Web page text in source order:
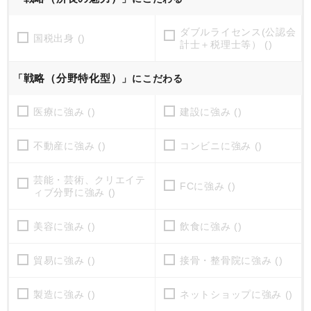
国税出身 ()
ダブルライセンス(公認会
計士＋税理士等） ()
「戦略（分野特化型） 」にこだわる
医療に強み () 建設に強み ()
不動産に強み () コンビニに強み ()
芸能・芸術、クリエイテ
ィブ分野に強み ()
FCに強み ()
美容に強み () 飲食に強み ()
貿易に強み () 接骨・整骨院に強み ()
製造に強み () ネットショップに強み ()